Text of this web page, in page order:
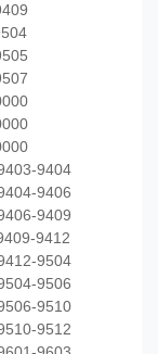
9404
9406
9409
9412
9504
9506
9510
9512